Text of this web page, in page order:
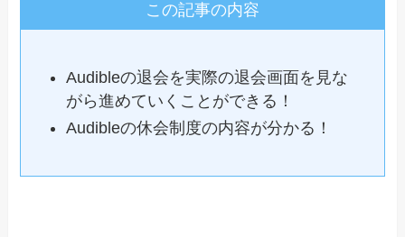
この記事の内容
Audibleの退会を実際の退会画面を見な
がら進めていくことができる！
Audibleの休会制度の内容が分かる！